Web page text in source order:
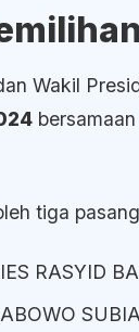
Wakil
tiga
RASYID